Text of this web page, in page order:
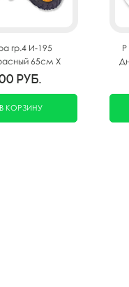
гр.4 И-195
65см Х
93смруб.
В КОРЗИНУ